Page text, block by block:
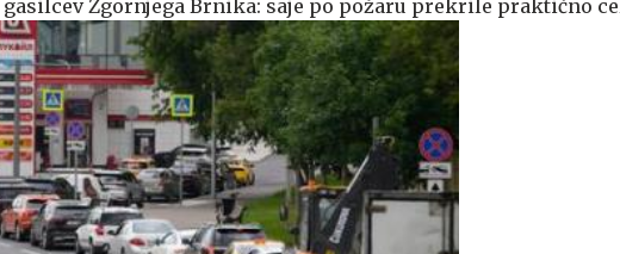
gasilcev Zgornjega Brnika: saje po požaru prekrile praktično